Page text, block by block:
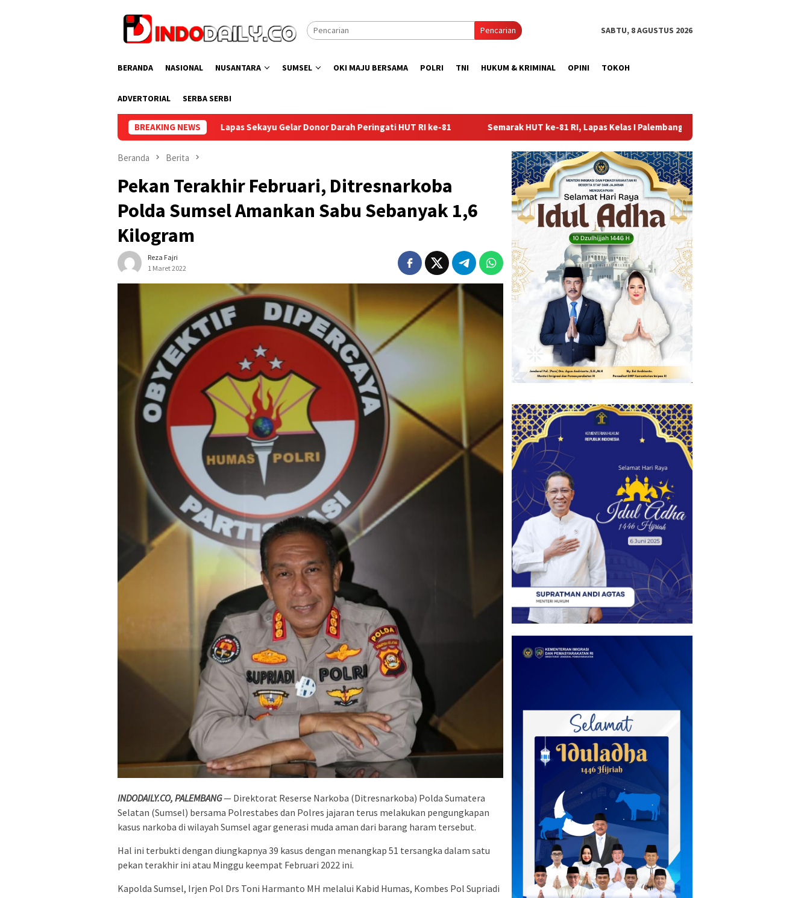
Pencarian SABTU, 8 AGUSTUS 2026
BERANDA NASIONAL NUSANTARA SUMSEL OKI MAJU BERSAMA POLRI TNI HUKUM & KRIMINAL OPINI TOKOH
ADVERTORIAL SERBA SERBI
BREAKING NEWS
Lapas Sekayu Gelar Donor Darah Peringati HUT RI ke-81 Semarak HUT ke-81 RI, Lapas Kelas I Palembang Gelar Aksi Bersih-Bersih Lingkungan
Beranda Berita
Pekan Terakhir Februari, Ditresnarkoba
Polda Sumsel Amankan Sabu Sebanyak 1,6
Kilogram
Reza Fajri
1 Maret 2022
INDODAILY.CO, PALEMBANG— Direktorat Reserse Narkoba (Ditresnarkoba) Polda Sumatera
Selatan (Sumsel) bersama Polrestabes dan Polres jajaran terus melakukan pengungkapan
kasus narkoba di wilayah Sumsel agar generasi muda aman dari barang haram tersebut.
Hal ini terbukti dengan diungkapnya 39 kasus dengan menangkap 51 tersangka dalam satu
pekan terakhir ini atau Minggu keempat Februari 2022 ini.
Kapolda Sumsel, Irjen Pol Drs Toni Harmanto MH melalui Kabid Humas, Kombes Pol Supriadi